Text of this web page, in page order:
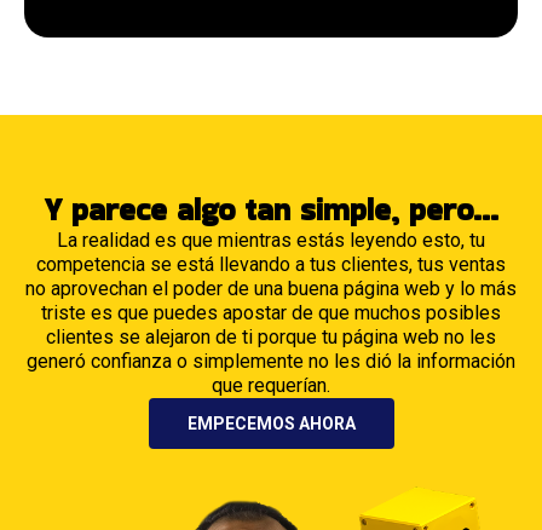
Y parece algo tan simple, pero...
La realidad es que mientras estás leyendo esto, tu
competencia se está llevando a tus clientes, tus ventas
no aprovechan el poder de una buena página web y lo más
triste es que puedes apostar de que muchos posibles
clientes se alejaron de ti porque tu página web no les
generó confianza o simplemente no les dió la información
que requerían.
EMPECEMOS AHORA